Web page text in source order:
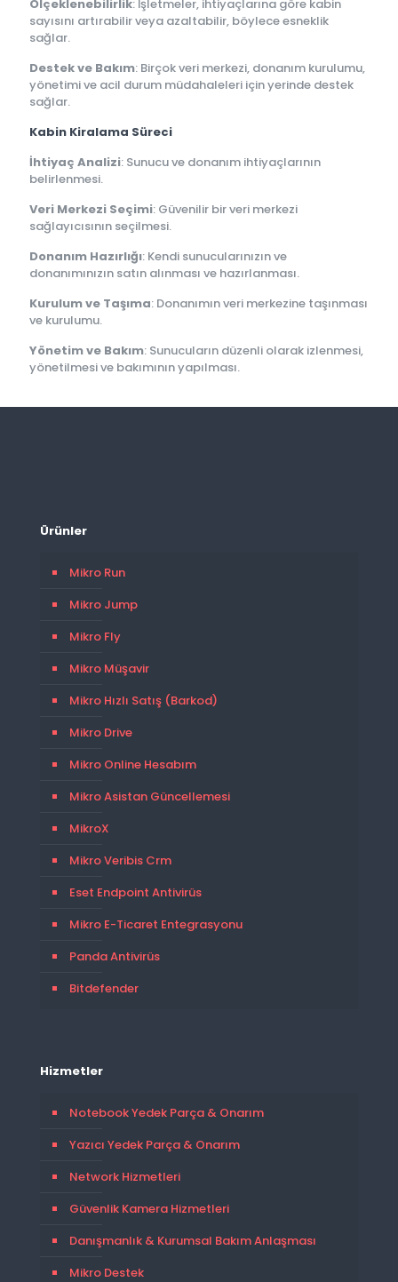
Ölçeklenebilirlik: İşletmeler, ihtiyaçlarına göre kabin
sayısını artırabilir veya azaltabilir, böylece esneklik
sağlar.
Destek ve Bakım: Birçok veri merkezi, donanım kurulumu,
yönetimi ve acil durum müdahaleleri için yerinde destek
sağlar.
Kabin Kiralama Süreci
İhtiyaç Analizi: Sunucu ve donanım ihtiyaçlarının
belirlenmesi.
Veri Merkezi Seçimi: Güvenilir bir veri merkezi
sağlayıcısının seçilmesi.
Donanım Hazırlığı: Kendi sunucularınızın ve
donanımınızın satın alınması ve hazırlanması.
Kurulum ve Taşıma: Donanımın veri merkezine taşınması
ve kurulumu.
Yönetim ve Bakım: Sunucuların düzenli olarak izlenmesi,
yönetilmesi ve bakımının yapılması.
Ürünler
Mikro Run
Mikro Jump
Mikro Fly
Mikro Müşavir
Mikro Hızlı Satış (Barkod)
Mikro Drive
Mikro Online Hesabım
Mikro Asistan Güncellemesi
MikroX
Mikro Veribis Crm
Eset Endpoint Antivirüs
Mikro E-Ticaret Entegrasyonu
Panda Antivirüs
Bitdefender
Hizmetler
Notebook Yedek Parça & Onarım
Yazıcı Yedek Parça & Onarım
Network Hizmetleri
Güvenlik Kamera Hizmetleri
Danışmanlık & Kurumsal Bakım Anlaşması
Mikro Destek